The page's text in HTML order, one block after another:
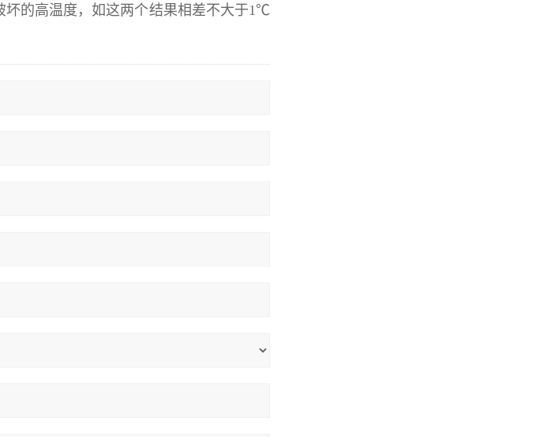
坏的高温度，如这两个结果相差不大于1℃